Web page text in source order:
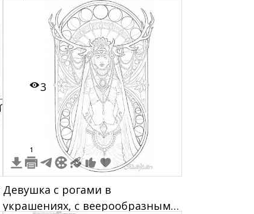
3
1
Девушка с рогами в
украшениях, с веерообразным